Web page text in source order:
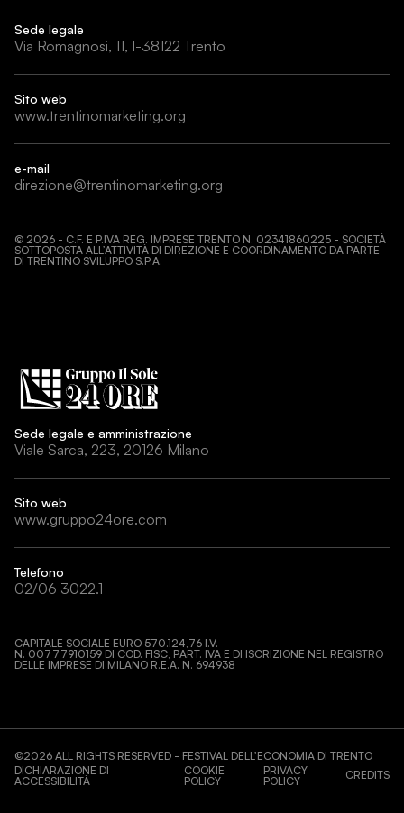
Sede legale
Via Romagnosi, 11, I-38122 Trento
Sito web
www.trentinomarketing.org
e-mail
direzione@trentinomarketing.org
© 2026 - C.F. E P.IVA REG. IMPRESE TRENTO N. 02341860225 - SOCIETÀ
SOTTOPOSTA ALL’ATTIVITÀ DI DIREZIONE E COORDINAMENTO DA PARTE
DI TRENTINO SVILUPPO S.P.A.
Sede legale e amministrazione
Viale Sarca, 223, 20126 Milano
Sito web
www.gruppo24ore.com
Telefono
02/06 3022.1
CAPITALE SOCIALE EURO 570.124,76 I.V.
N. 00777910159 DI COD. FISC, PART. IVA E DI ISCRIZIONE NEL REGISTRO
DELLE IMPRESE DI MILANO R.E.A. N. 694938
©2026 ALL RIGHTS RESERVED - FESTIVAL DELL’ECONOMIA DI TRENTO
DICHIARAZIONE DI
ACCESSIBILITÀ
COOKIE
POLICY
PRIVACY
POLICY
CREDITS